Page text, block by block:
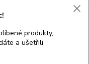
produkty,
a ušetřili